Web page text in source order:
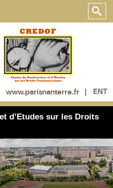
www.parisnanterre.fr ENT
d’Etudes sur les Droits